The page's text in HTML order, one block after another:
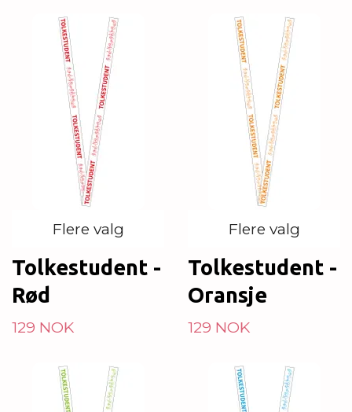
Flere valg
Tolkestudent -
Rød
129 NOK
Flere valg
Tolkestudent -
Oransje
129 NOK